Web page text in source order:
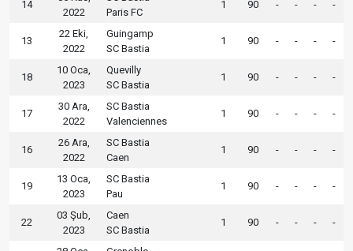
14
2022
Paris FC
1 90 - - - -
13
22 Eki,
2022
Guingamp
SC Bastia
1 90 - - - -
18
10 Oca,
2023
Quevilly
SC Bastia
1 90 - - - -
17
30 Ara,
2022
SC Bastia
Valenciennes
1 90 - - - -
16
26 Ara,
2022
SC Bastia
Caen
1 90 - - - -
19
13 Oca,
2023
SC Bastia
Pau
1 90 - - - -
22
03 Şub,
2023
Caen
SC Bastia
1 90 - - - -